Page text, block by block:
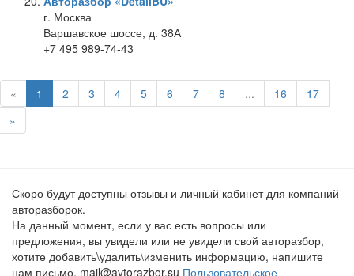
г. Москва
Варшавское шоссе, д. 38А
+7 495 989-74-43
« 1 2 3 4 5 6 7 8 ... 16
17
»
Скоро будут доступны отзывы и личный кабинет для компаний
авторазборок.
На данный момент, если у вас есть вопросы или
предложения, вы увидели или не увидели свой авторазбор,
хотите добавить\удалить\изменить информацию, напишите
нам письмо. mail@avtorazbor.su Пользовательское